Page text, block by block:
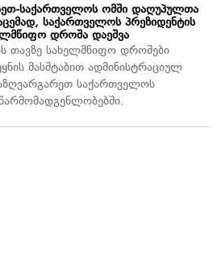
საქართველოს ომში დაღუპულთა
საქართველოს პრეზიდენტის
დროშა დაეშვა
თავზე სახელმწიფო დროშები
მასშტაბით ადმინისტრაციულ
საქართველოს